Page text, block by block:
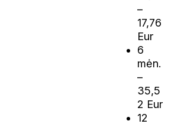
–
17,76
Eur
6
mėn.
–
35,5
2 Eur
12